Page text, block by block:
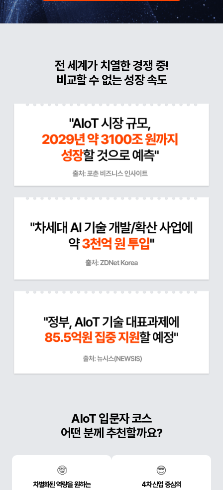
전 세계가 치열한 경쟁 중!
비교할 수 없는 성장 속도
AIoT 입문자 코스
어떤 분께 추천할까요?
🤓
차별화된 역량을 원하는
😎
4차 산업 중심의